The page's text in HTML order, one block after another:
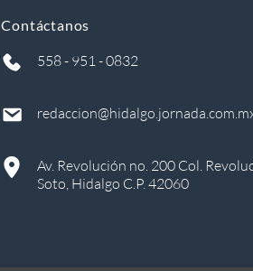
Contáctanos
558 - 951 - 0832
Av. Revolución no. 200 Col.
Soto, Hidalgo C.P. 42060